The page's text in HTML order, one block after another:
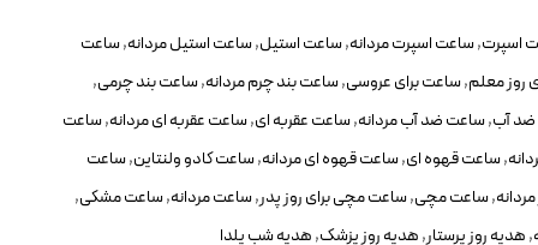
اسپرت,ساعت اسپرت مردانه,ساعت استیل,ساعت استیل مردانه,ساعت
روز معلم,ساعت برای عروسی,ساعت بند چرم مردانه,ساعت بند چرمی,
آب,ساعت ضد آب مردانه,ساعت عقربه ای,ساعت عقربه ای مردانه,ساعت
,ساعت قهوه ای,ساعت قهوه ای مردانه,ساعت کادو ولنتاین,ساعت
,ساعت مچی,ساعت مچی برای روز پدر,ساعت مردانه,ساعت مشکی,
,هدیه روز پرستار,هدیه روز پزشک,هدیه شب یلدا